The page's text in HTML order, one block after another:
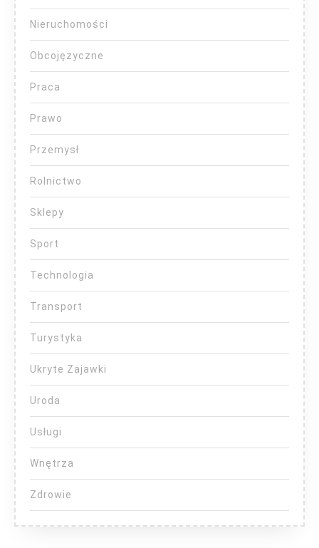
Nieruchomości
Obcojęzyczne
Praca
Prawo
Przemysł
Rolnictwo
Sklepy
Sport
Technologia
Transport
Turystyka
Ukryte Zajawki
Uroda
Usługi
Wnętrza
Zdrowie